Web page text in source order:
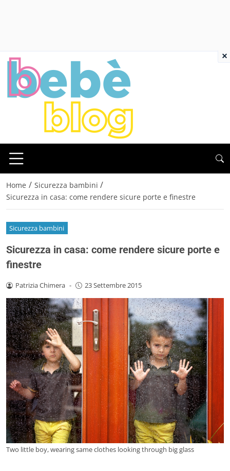
Home / Sicurezza bambini /
Sicurezza in casa: come rendere sicure porte e finestre
Sicurezza bambini
Sicurezza in casa: come rendere sicure porte e
finestre
Patrizia Chimera - 23 Settembre 2015
Two little boy, wearing same clothes looking through big glass
×